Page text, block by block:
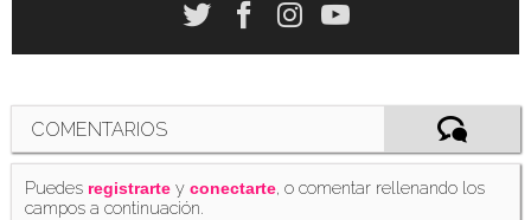
COMENTARIOS
Puedes registrarte yconectarte, o comentar rellenando los
campos a continuación.